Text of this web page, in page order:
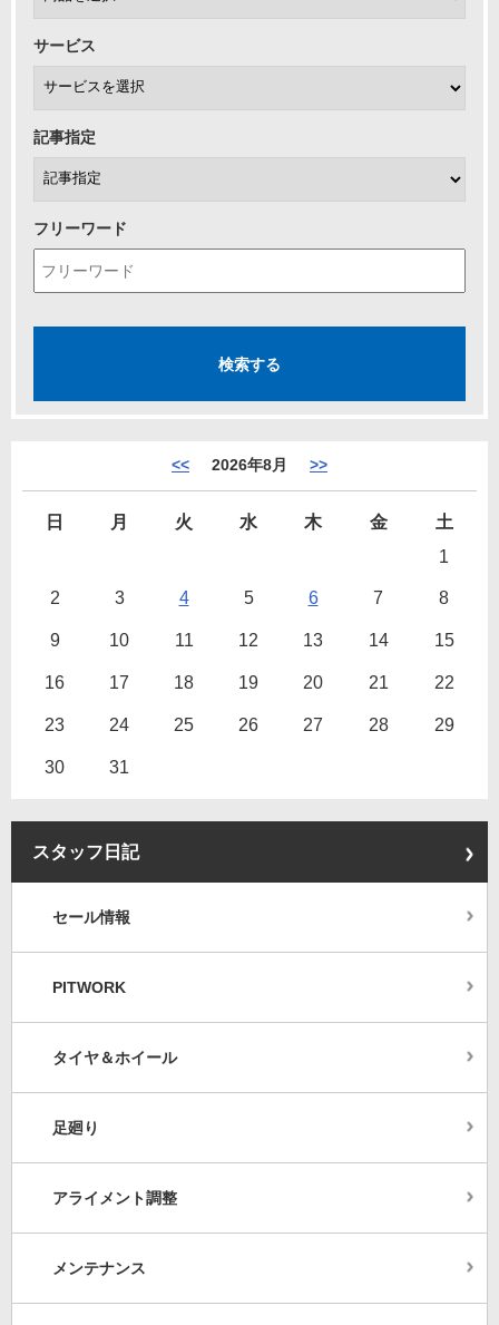
サービス
記事指定
フリーワード
<< 2026年8月 >>
日 月 火 水 木 金
土
1
2 3 4 5 6 7 8
9 10 11 12 13 14 15
16 17 18 19 20 21 22
23 24 25 26 27 28 29
30 31
スタッフ日記
セール情報
PITWORK
タイヤ＆ホイール
足廻り
アライメント調整
メンテナンス